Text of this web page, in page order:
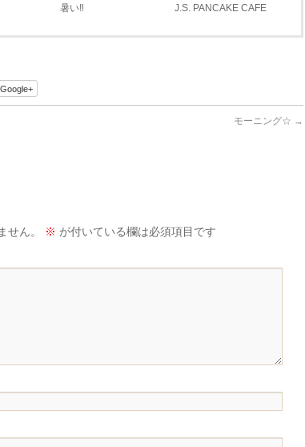
暑い‼︎ J.S. PANCAKE CAFE
Google+
モーニング☆ →
せん。 ※ が付いている欄は必須項目です